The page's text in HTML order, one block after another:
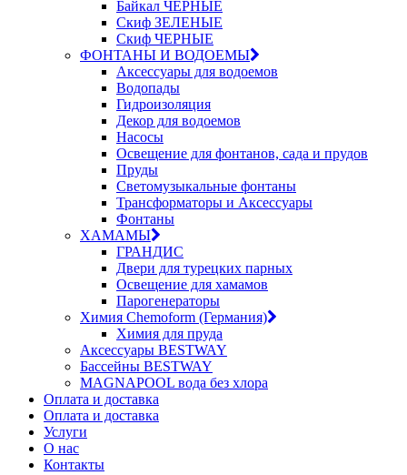
Байкал ЧЕРНЫЕ
Скиф ЗЕЛЕНЫЕ
Скиф ЧЕРНЫЕ
ФОНТАНЫ И ВОДОЕМЫ
Аксессуары для водоемов
Водопады
Гидроизоляция
Декор для водоемов
Насосы
Освещение для фонтанов, сада и прудов
Пруды
Светомузыкальные фонтаны
Трансформаторы и Аксессуары
Фонтаны
ХАМАМЫ
ГРАНДИС
Двери для турецких парных
Освещение для хамамов
Парогенераторы
Химия Chemoform (Германия)
Химия для пруда
Аксессуары BESTWAY
Бассейны BESTWAY
MAGNAPOOL вода без хлора
Оплата и доставка
Оплата и доставка
Услуги
О нас
Контакты